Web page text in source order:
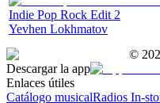
Indie Pop Rock Edit 2
Yevhen Lokhmatov
©
Descargar la app
Enlaces útiles
Catálogo musicalRadios In-